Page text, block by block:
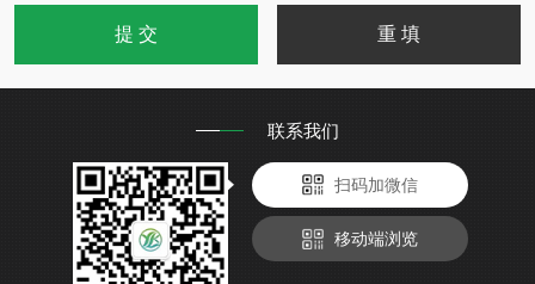
联系我们
扫码加微信
移动端浏览